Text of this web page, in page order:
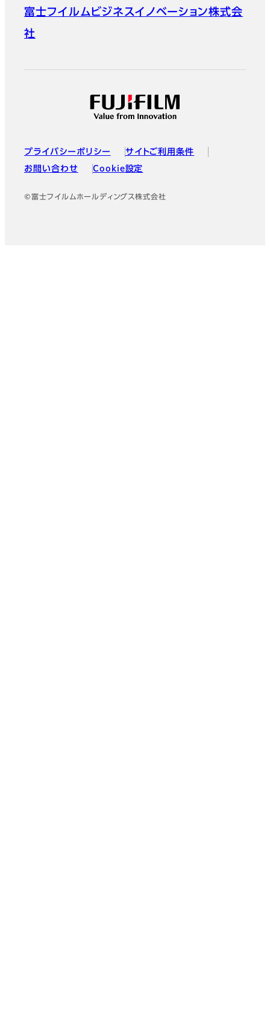
富士フイルムビジネスイノベーション株式会
社
プライバシーポリシー
サイトご利用条件
お問い合わせ
Cookie設定
©富士フイルムホールディングス株式会社